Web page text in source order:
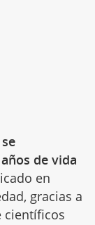
de vida
en
gracias a
científicos